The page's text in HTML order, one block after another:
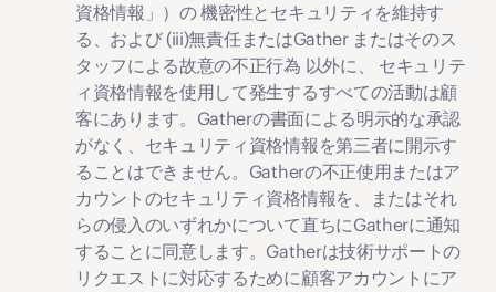
資格情報 」）の 機密性とセキュリティを維持す
る、および (iii)無責任またはGather またはそのス
タッフによる故意の不正行為 以外に、 セキュリテ
ィ資格情報を使用して発生するすべての活動は顧
客にあります。Gatherの書面による明示的な承認
がなく、セキュリティ資格情報を第三者に開示す
ることはできません。Gatherの不正使用またはア
カウントのセキュリティ資格情報を、またはそれ
らの侵入のいずれかについて直ちにGatherに通知
することに同意します。Gatherは技術サポートの
リクエストに対応するために顧客アカウントにア